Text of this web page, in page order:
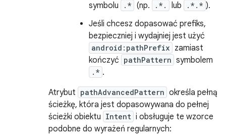
symbolu
.* (np. .*. lub .*.* ).
Jeśli chcesz dopasować prefiks,
bezpieczniej i wydajniej jest użyć
android:pathPrefix zamiast
kończyć pathPattern symbolem
.* .
Atrybut pathAdvancedPattern określa pełną
ścieżkę, która jest dopasowywana do pełnej
ścieżki obiektu Intent i obsługuje te wzorce
podobne do wyrażeń regularnych: